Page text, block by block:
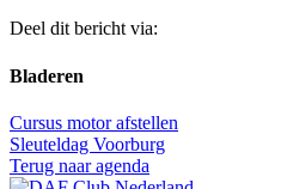
Deel dit bericht via:
Bladeren
Cursus motor afstellen
Sleuteldag Voorburg
Terug naar agenda